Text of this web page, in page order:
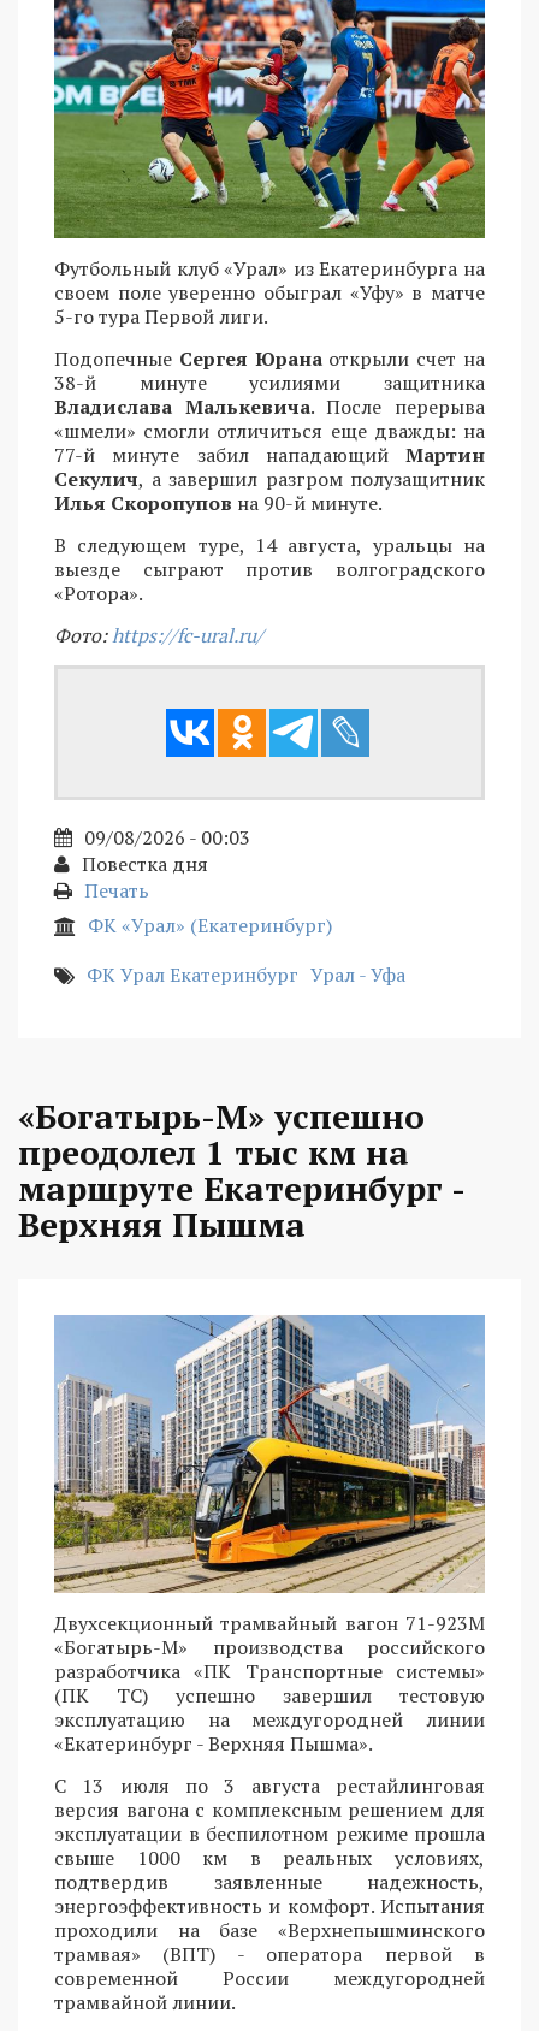
Футбольный клуб «Урал» из Екатеринбурга на
своем поле уверенно обыграл «Уфу» в матче
5-го тура Первой лиги.
Подопечные Сергея Юрана открыли счет на
38-й минуте усилиями защитника
Владислава Малькевича. После перерыва
«шмели» смогли отличиться еще дважды: на
77-й минуте забил нападающий Мартин
Секулич, а завершил разгром полузащитник
Илья Скоропупов на 90-й минуте.
В следующем туре, 14 августа, уральцы на
выезде сыграют против волгоградского
«Ротора».
Фото:https://fc-ural.ru/
09/08/2026 - 00:03
Повестка дня
Печать
ФК «Урал» (Екатеринбург)
ФК Урал Екатеринбург Урал - Уфа
«Богатырь-М» успешно
преодолел 1 тыс км на
маршруте Екатеринбург -
Верхняя Пышма
Двухсекционный трамвайный вагон 71-923М
«Богатырь-М» производства российского
разработчика «ПК Транспортные системы»
(ПК ТС) успешно завершил тестовую
эксплуатацию на междугородней линии
«Екатеринбург - Верхняя Пышма».
С 13 июля по 3 августа рестайлинговая
версия вагона с комплексным решением для
эксплуатации в беспилотном режиме прошла
свыше 1000 км в реальных условиях,
подтвердив заявленные надежность,
энергоэффективность и комфорт. Испытания
проходили на базе «Верхнепышминского
трамвая» (ВПТ) - оператора первой в
современной России междугородней
трамвайной линии.